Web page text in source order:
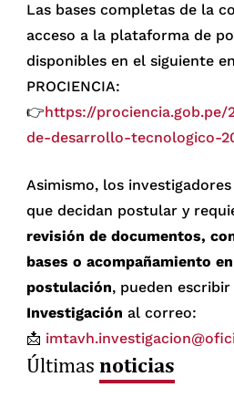
Las bases completas de la
acceso a la plataforma de
disponibles en el siguiente
PROCIENCIA:
👉https://prociencia.gob.pe/
de-desarrollo-tecnologico-
Asimismo, los
que decidan postular y
revisión de documentos,
bases o acompañamiento
postulación, pueden
Investigación al correo:
📩
Últimasnoticias